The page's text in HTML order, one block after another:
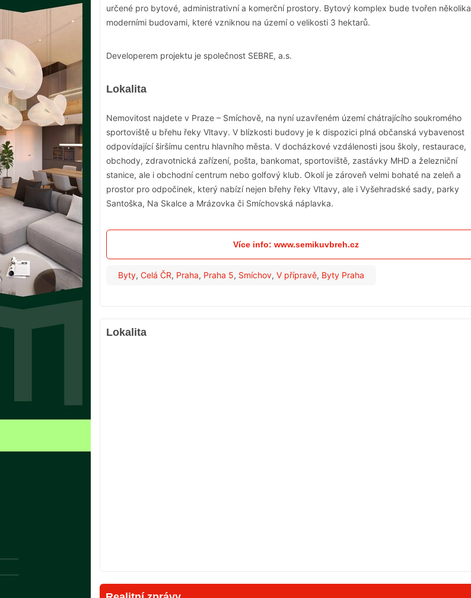
určené pro bytové, administrativní a komerční prostory. Bytový komplex bude tvořen několika
moderními budovami, které vzniknou na území o velikosti 3 hektarů.
Developerem projektu je společnost SEBRE, a.s.
Lokalita
Nemovitost najdete v Praze – Smíchově, na nyní uzavřeném území chátrajícího soukromého
sportoviště u břehu řeky Vltavy. V blízkosti budovy je k dispozici plná občanská vybavenost
odpovídající širšímu centru hlavního města. V docházkové vzdálenosti jsou školy, restaurace,
obchody, zdravotnická zařízení, pošta, bankomat, sportoviště, zastávky MHD a železniční
stanice, ale i obchodní centrum nebo golfový klub. Okolí je zároveň velmi bohaté na zeleň a
prostor pro odpočinek, který nabízí nejen břehy řeky Vltavy, ale i Vyšehradské sady, parky
Santoška, Na Skalce a Mrázovka či Smíchovská náplavka.
Více info: www.semikuvbreh.cz
Byty, Celá ČR, Praha, Praha 5, Smíchov, V přípravě, Byty Praha
Lokalita